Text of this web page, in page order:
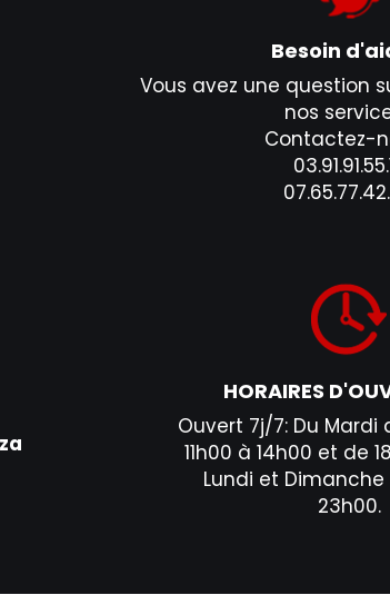
Besoin
Vous avez une question
nos
Contactez-
HORAIRES
Ouvert 7j/7: Du Mardi
11h00 à 14h00 et de
Lundi et Dimanche
23h00.